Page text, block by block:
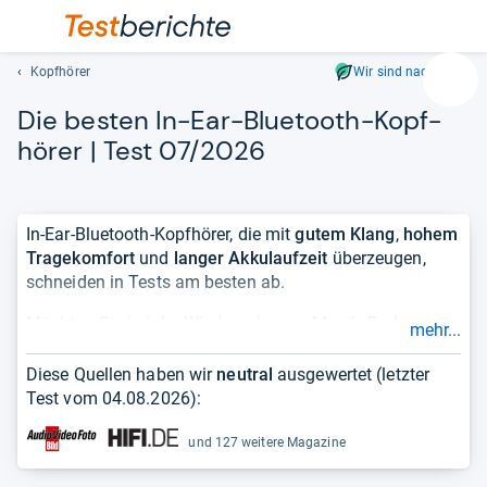
Geben
ein.
und
lassen
sich
Kopfhörer Wir sind nachhaltig
Die bes­ten In-​Ear-​Blue­tooth-​Kopf­
hö­rer | Test 07/2026
In-Ear-Blue­tooth-Kopf­hö­rer, die mitgutem Klang, hohem
Tragekomfort und langer Akkulaufzeit überzeugen,
schneiden in Tests am besten ab.
Möchten Sie bei der Wiedergabe von Musik, Podcasts
In-Ear-Blue­tooth-Kopf­hö­rern. Modelle mit speziellen
Bügeln oder Finnen, die
Sport. Durch dieleichteundkompakteBauweise
werden In-Ears mit Mikrofon auch gern als
mehr...
Diese Quellen haben wir neutral ausgewertet (letzter
Test vom 04.08.2026):
und 127 weitere Magazine